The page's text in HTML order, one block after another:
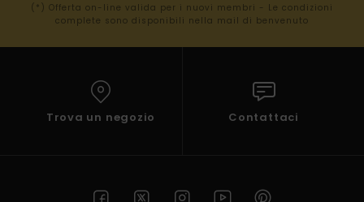
(*) Offerta on-line valida per i nuovi membri - Le condizioni
complete sono disponibili nella mail di benvenuto
Trova un negozio Contattaci